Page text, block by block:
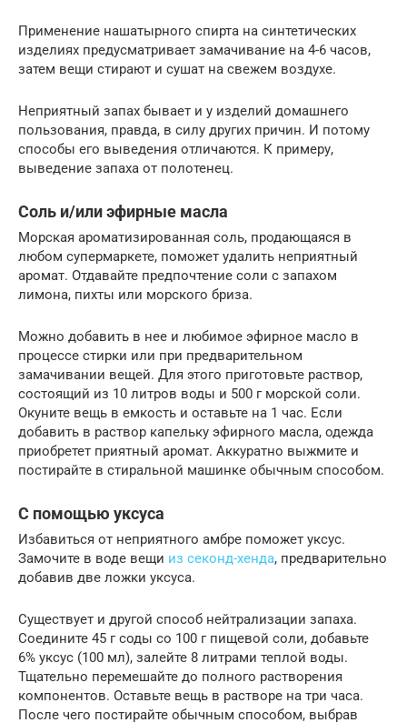
Применение нашатырного спирта на синтетических
изделиях предусматривает замачивание на 4-6 часов,
затем вещи стирают и сушат на свежем воздухе.
Неприятный запах бывает и у изделий домашнего
пользования, правда, в силу других причин. И потому
способы его выведения отличаются. К примеру,
выведение запаха от полотенец.
Соль и/или эфирные масла
Морская ароматизированная соль, продающаяся в
любом супермаркете, поможет удалить неприятный
аромат. Отдавайте предпочтение соли с запахом
лимона, пихты или морского бриза.
Можно добавить в нее и любимое эфирное масло в
процессе стирки или при предварительном
замачивании вещей. Для этого приготовьте раствор,
состоящий из 10 литров воды и 500 г морской соли.
Окуните вещь в емкость и оставьте на 1 час. Если
добавить в раствор капельку эфирного масла, одежда
приобретет приятный аромат. Аккуратно выжмите и
постирайте в стиральной машинке обычным способом.
С помощью уксуса
Избавиться от неприятного амбре поможет уксус.
Замочите в воде вещи из секонд-хенда, предварительно
добавив две ложки уксуса.
Существует и другой способ нейтрализации запаха.
Соедините 45 г соды со 100 г пищевой соли, добавьте
6% уксус (100 мл), залейте 8 литрами теплой воды.
Тщательно перемешайте до полного растворения
компонентов. Оставьте вещь в растворе на три часа.
После чего постирайте обычным способом, выбрав